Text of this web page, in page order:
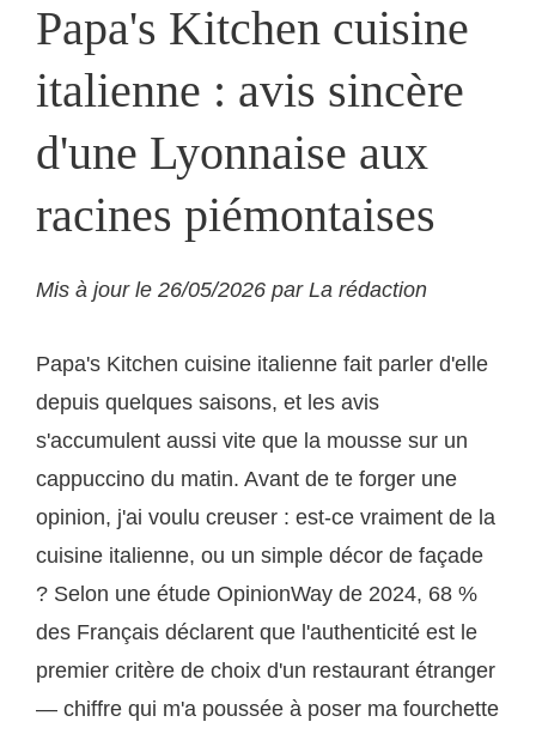
Papa's Kitchen cuisine
italienne : avis sincère
d'une Lyonnaise aux
racines piémontaises
Mis à jour le 26/05/2026 par La rédaction
Papa's Kitchen cuisine italienne fait parler d'elle
depuis quelques saisons, et les avis
s'accumulent aussi vite que la mousse sur un
cappuccino du matin. Avant de te forger une
opinion, j'ai voulu creuser : est-ce vraiment de la
cuisine italienne, ou un simple décor de façade
? Selon une étude OpinionWay de 2024, 68 %
des Français déclarent que l'authenticité est le
premier critère de choix d'un restaurant étranger
— chiffre qui m'a poussée à poser ma fourchette